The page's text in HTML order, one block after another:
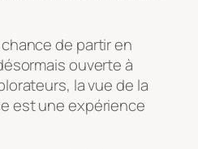
de partir en
ouverte à
la vue de la
est une expérience